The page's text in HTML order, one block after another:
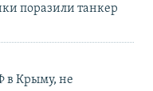
поразили танкер
в Крыму, не